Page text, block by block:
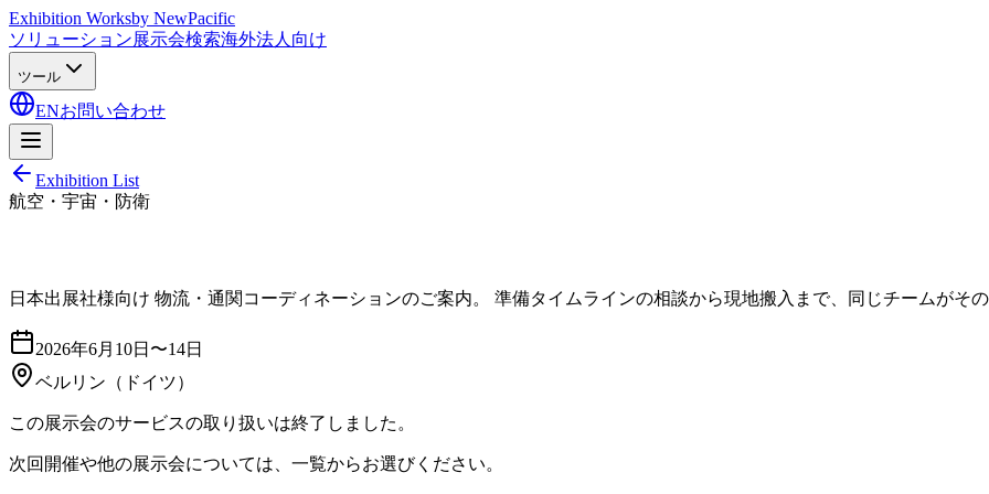
Exhibition Worksby NewPacific
ソリューション展示会検索海外法人向け
ツール
ENお問い合わせ
Exhibition List
航空・宇宙・防衛
日本出展社様向け 物流・通関コーディネーションのご案内。 準備タイムラインの相談から現地搬入まで、同じチームがその
2026年6月10日〜14日
ベルリン （ドイツ）
この展示会のサービスの取り扱いは終了しました。
次回開催や他の展示会については、一覧からお選びください。